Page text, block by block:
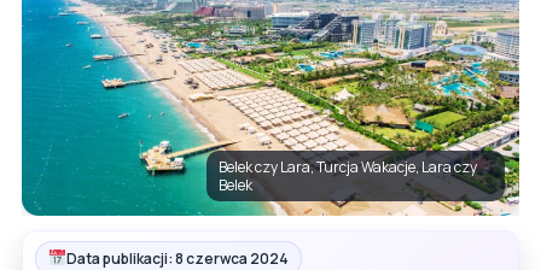
Belek czy Lara, Turcja Wakacje, Lara czy
Belek
Data publikacji: 8 czerwca 2024